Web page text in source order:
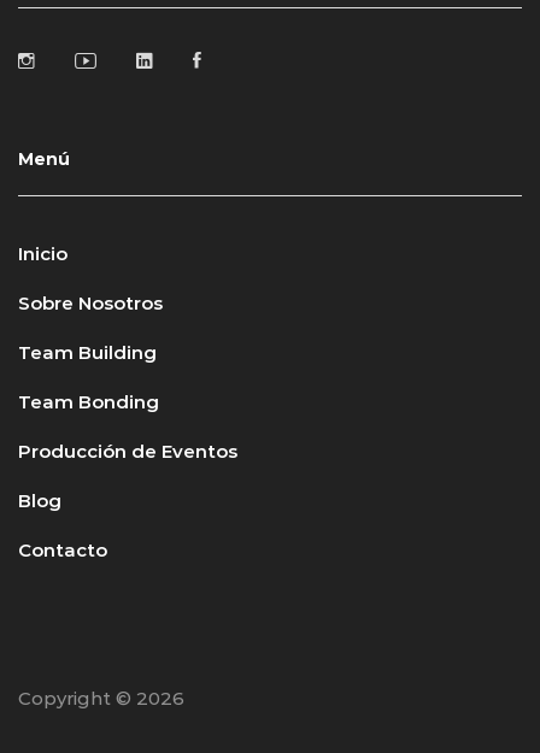
Menú
Inicio
Sobre Nosotros
Team Building
Team Bonding
Producción de Eventos
Blog
Contacto
Copyright © 2026